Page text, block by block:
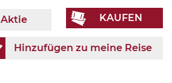
KAUFEN
Aktie
Hinzufügen zu meine Reise